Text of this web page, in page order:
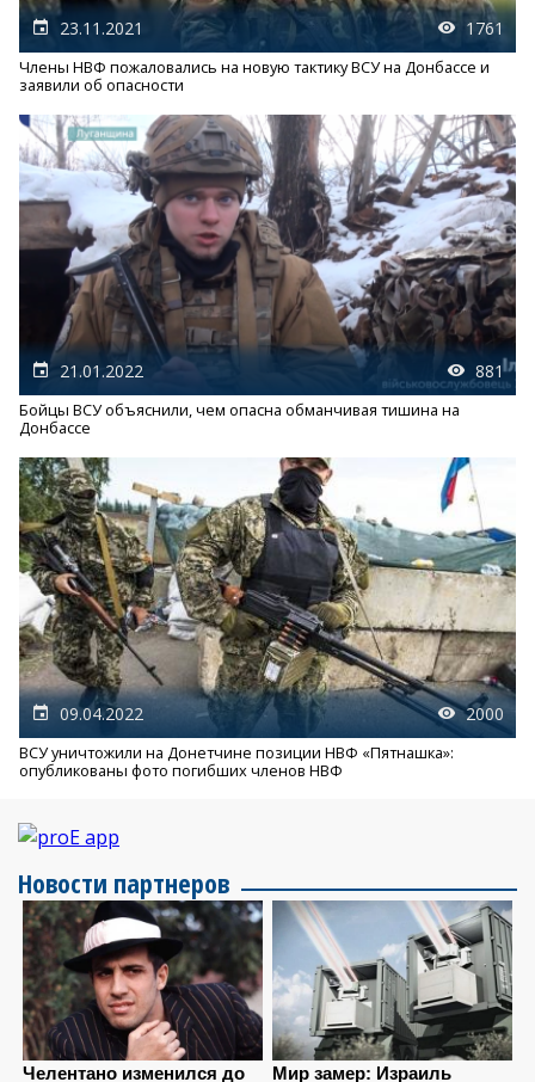
23.11.2021 1761
Члены НВФ пожаловались на новую тактику ВСУ на Донбассе и
заявили об опасности
21.01.2022 881
Бойцы ВСУ объяснили, чем опасна обманчивая тишина на
Донбассе
09.04.2022 2000
ВСУ уничтожили на Донетчине позиции НВФ «Пятнашка»:
опубликованы фото погибших членов НВФ
Новости партнеров